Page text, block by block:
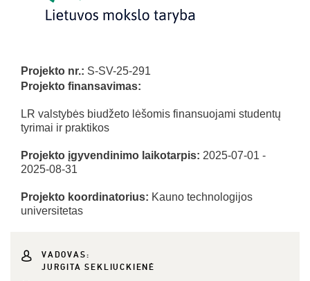
Projekto nr.: S-SV-25-291
Projekto finansavimas:
LR valstybės biudžeto lėšomis finansuojami studentų
tyrimai ir praktikos
Projekto įgyvendinimo laikotarpis: 2025-07-01 -
2025-08-31
Projekto koordinatorius: Kauno technologijos
universitetas
VADOVAS:
JURGITA SEKLIUCKIENĖ